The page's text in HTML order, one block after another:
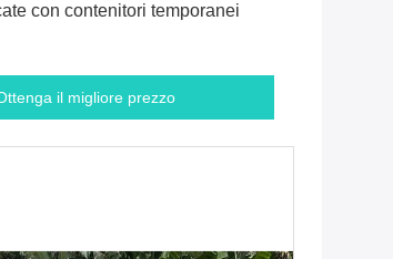
con contenitori temporanei
il migliore prezzo